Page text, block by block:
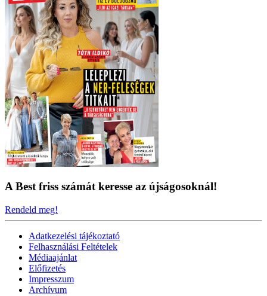
A Best friss számát keresse az újságosoknál!
Rendeld meg!
Adatkezelési tájékoztató
Felhasználási Feltételek
Médiaajánlat
Előfizetés
Impresszum
Archívum